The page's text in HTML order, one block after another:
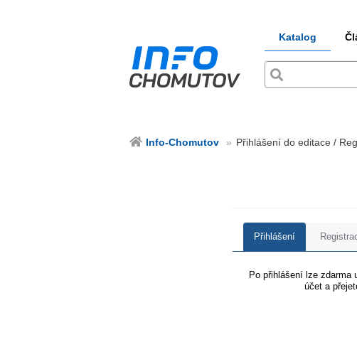
Katalog
Info-Chomutov Přihlášení do editace /
Přihlášení
Po přihlášení lze zdarma
účet a